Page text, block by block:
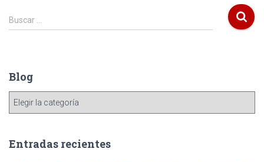
Buscar …
Blog
Entradas recientes